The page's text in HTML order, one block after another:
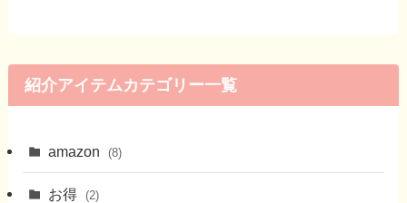
紹介アイテムカテゴリー一覧
amazon (8)
お得 (2)